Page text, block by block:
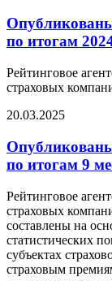
по итогам
Рейтинговое
страховых
20.03.2025
по итогам 9
Рейтинговое
страховых
составлены на
статистических
субъектах
страховым